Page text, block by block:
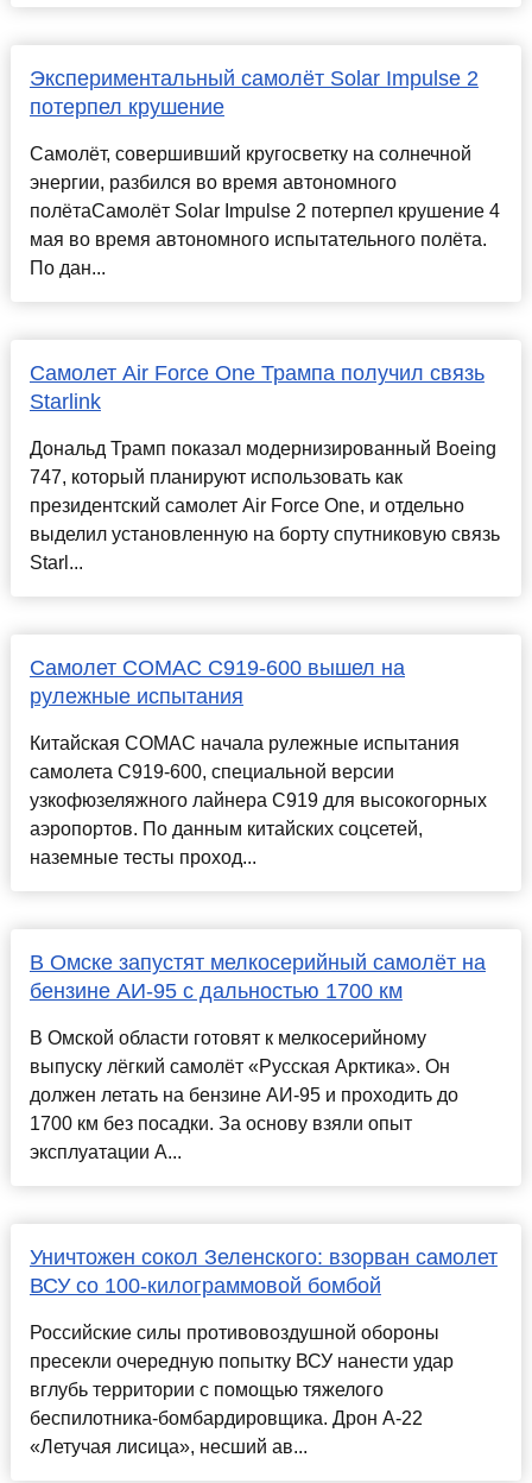
Экспериментальный самолёт Solar Impulse 2
потерпел крушение
Самолёт, совершивший кругосветку на солнечной
энергии, разбился во время автономного
полётаСамолёт Solar Impulse 2 потерпел крушение 4
мая во время автономного испытательного полёта.
По дан...
Самолет Air Force One Трампа получил связь
Starlink
Дональд Трамп показал модернизированный Boeing
747, который планируют использовать как
президентский самолет Air Force One, и отдельно
выделил установленную на борту спутниковую связь
Starl...
Самолет COMAC C919-600 вышел на
рулежные испытания
Китайская COMAC начала рулежные испытания
самолета C919-600, специальной версии
узкофюзеляжного лайнера C919 для высокогорных
аэропортов. По данным китайских соцсетей,
наземные тесты проход...
В Омске запустят мелкосерийный самолёт на
бензине АИ-95 с дальностью 1700 км
В Омской области готовят к мелкосерийному
выпуску лёгкий самолёт «Русская Арктика». Он
должен летать на бензине АИ-95 и проходить до
1700 км без посадки. За основу взяли опыт
эксплуатации А...
Уничтожен сокол Зеленского: взорван самолет
ВСУ со 100-килограммовой бомбой
Российские силы противовоздушной обороны
пресекли очередную попытку ВСУ нанести удар
вглубь территории с помощью тяжелого
беспилотника-бомбардировщика. Дрон А-22
«Летучая лисица», несший ав...